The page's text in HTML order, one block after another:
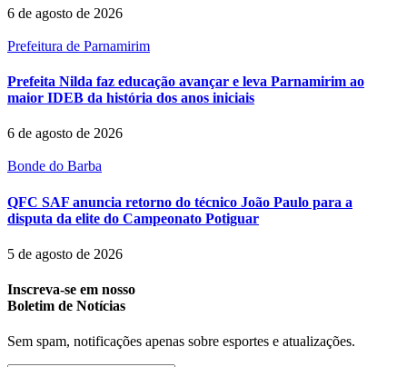
6 de agosto de 2026
Prefeitura de Parnamirim
Prefeita Nilda faz educação avançar e leva Parnamirim ao
maior IDEB da história dos anos iniciais
6 de agosto de 2026
Bonde do Barba
QFC SAF anuncia retorno do técnico João Paulo para a
disputa da elite do Campeonato Potiguar
5 de agosto de 2026
Inscreva-se em nosso
Boletim de Notícias
Sem spam, notificações apenas sobre esportes e atualizações.